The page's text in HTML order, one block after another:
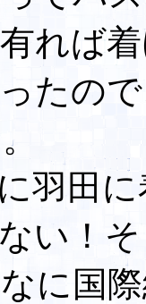
れば
たの
羽田
い！
に国